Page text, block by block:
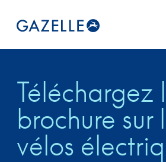
Téléchargez
brochure sur
vélos